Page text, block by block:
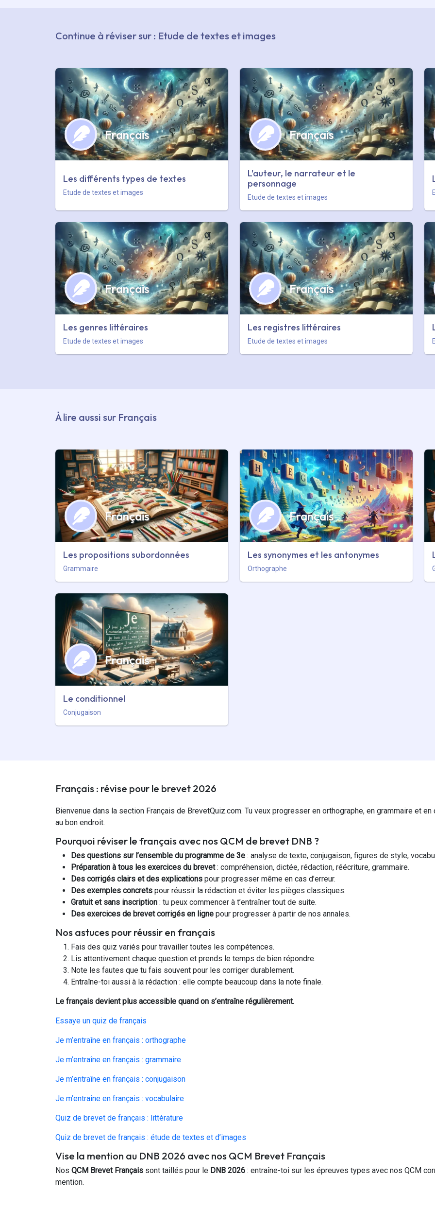
Continue à réviser sur : Etude de textes et images
Français
Les différents types de textes
Etude de textes et images
Français
L'auteur, le narrateur et le
personnage
Etude de textes et images
Français
Les genres littéraires
Etude de textes et images
Français
Les registres littéraires
Etude de textes et images
À lire aussi sur Français
Français
Les propositions subordonnées
Grammaire
Français
Les synonymes et les antonymes
Orthographe
Français
Le conditionnel
Conjugaison
Français : révise pour le brevet 2026
Bienvenue dans la section Français de BrevetQuiz.com. Tu veux progresser en orthographe, en grammaire et
au bon endroit.
Pourquoi réviser le français avec nos QCM de brevet DNB ?
Des questions sur l’ensemble du programme de 3e : analyse de texte, conjugaison, figures de style,
Préparation à tous les exercices du brevet: compréhension, dictée, rédaction, réécriture, grammaire.
Des corrigés clairs et des explications pour progresser même en cas d’erreur.
Des exemples concrets pour réussir la rédaction et éviter les pièges classiques.
Gratuit et sans inscription : tu peux commencer à t’entraîner tout de suite.
Des exercices de brevet corrigés en ligne pour progresser à partir de nos annales.
Nos astuces pour réussir en français
Fais des quiz variés pour travailler toutes les compétences.
Lis attentivement chaque question et prends le temps de bien répondre.
Note les fautes que tu fais souvent pour les corriger durablement.
Entraîne-toi aussi à la rédaction : elle compte beaucoup dans la note finale.
Le français devient plus accessible quand on s’entraîne régulièrement.
Essaye un quiz de français
Je m’entraîne en français : orthographe
Je m’entraîne en français : grammaire
Je m’entraîne en français : conjugaison
Je m’entraîne en français : vocabulaire
Quiz de brevet de français : littérature
Quiz de brevet de français : étude de textes et d’images
Vise la mention au DNB 2026 avec nos QCM Brevet Français
Nos QCM Brevet Français sont taillés pour le DNB 2026 : entraîne-toi sur les épreuves types avec nos QCM
mention.